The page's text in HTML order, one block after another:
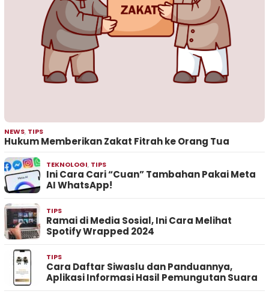
NEWS, TIPS
Hukum Memberikan Zakat Fitrah ke Orang Tua
TEKNOLOGI, TIPS
Ini Cara Cari “Cuan” Tambahan Pakai Meta
AI WhatsApp!
TIPS
Ramai di Media Sosial, Ini Cara Melihat
Spotify Wrapped 2024
TIPS
Cara Daftar Siwaslu dan Panduannya,
Aplikasi Informasi Hasil Pemungutan Suara